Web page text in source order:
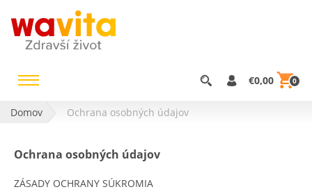
€0,00 0
Domov Ochrana osobných údajov
Ochrana osobných údajov
ZÁSADY OCHRANY SÚKROMIA